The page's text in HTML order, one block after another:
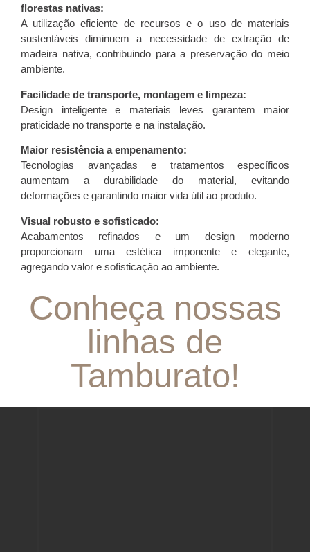
florestas nativas:
A utilização eficiente de recursos e o uso de materiais
sustentáveis diminuem a necessidade de extração de
madeira nativa, contribuindo para a preservação do meio
ambiente.
Facilidade de transporte, montagem e limpeza:
Design inteligente e materiais leves garantem maior
praticidade no transporte e na instalação.
Maior resistência a empenamento:
Tecnologias avançadas e tratamentos específicos
aumentam a durabilidade do material, evitando
deformações e garantindo maior vida útil ao produto.
Visual robusto e sofisticado:
Acabamentos refinados e um design moderno
proporcionam uma estética imponente e elegante,
agregando valor e sofisticação ao ambiente.
Conheça nossas
linhas de
Tamburato!